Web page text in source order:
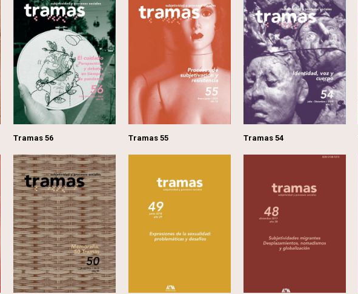
Tramas 56 Tramas 55 Tramas 54